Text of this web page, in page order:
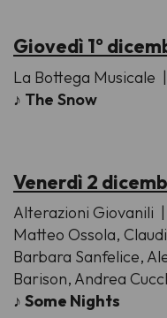
Giovedì 1°
La Bottega
♪ The Snow
Venerdì 2
Alterazioni Giovanili
Matteo Ossola,
Barbara Sanfelice,
Barison, Andrea
♪ Some Nights